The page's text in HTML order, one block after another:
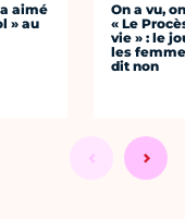
aimé
» au
On a vu,
« Le
vie » : le
les
dit non